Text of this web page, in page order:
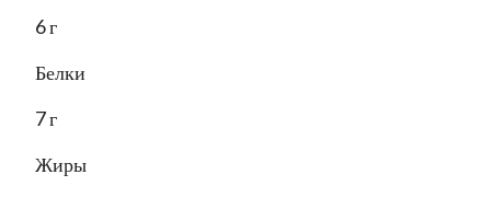
6 г
Белки
7 г
Жиры